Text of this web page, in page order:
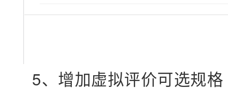
5、增加虚拟评价可选规格